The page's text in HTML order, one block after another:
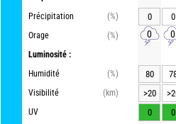
Précipitation
(%)
Orage
(%)
Luminosité :
Humidité
(%)
Visibilité
(km)
UV
0 0
0 0
80
>20
0
0